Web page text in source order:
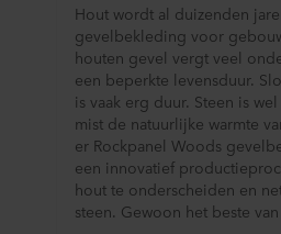
Hout wordt al duizenden
gevelbekleding voor
houten gevel vergt veel
een beperkte levensduur.
is vaak erg duur. Steen is
mist de natuurlijke warmte
er Rockpanel Woods
een innovatief
hout te onderscheiden en
steen. Gewoon het beste